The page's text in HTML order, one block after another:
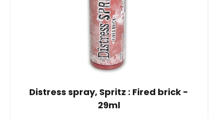
Distress spray, Spritz : Fired brick -
29ml